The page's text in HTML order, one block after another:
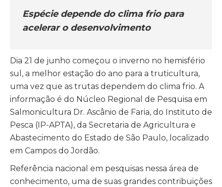
Espécie depende do clima frio para
acelerar o desenvolvimento
Dia 21 de junho começou o inverno no hemisfério
sul, a melhor estação do ano para a truticultura,
uma vez que as trutas dependem do clima frio. A
informação é do Núcleo Regional de Pesquisa em
Salmonicultura Dr. Ascânio de Faria, do Instituto de
Pesca (IP-APTA), da Secretaria de Agricultura e
Abastecimento do Estado de São Paulo, localizado
em Campos do Jordão.
Referência nacional em pesquisas nessa área de
conhecimento, uma de suas grandes contribuições